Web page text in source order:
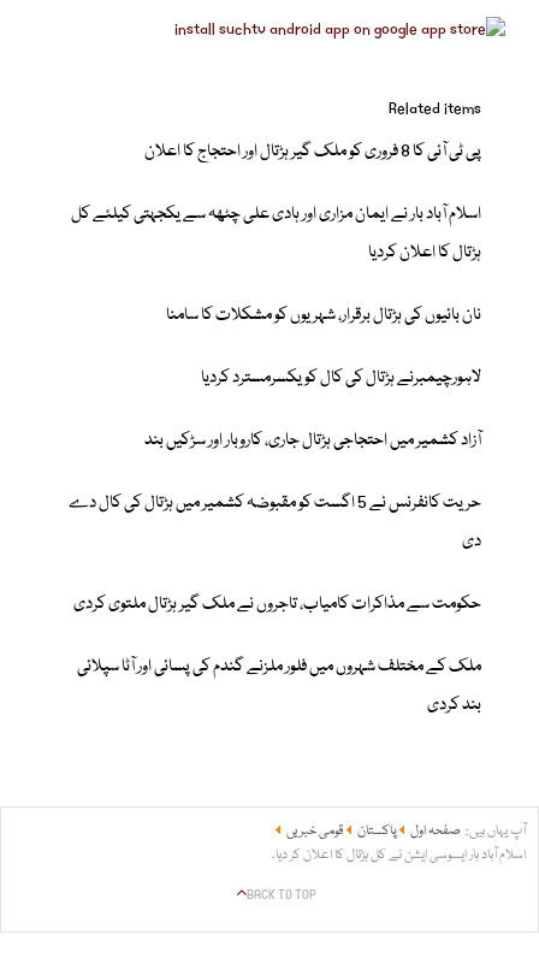
Related items
پی ٹی آئی کا 8 فروری کو ملک گیر ہڑتال اور احتجاج کا اعلان
اسلام آباد بار نے ایمان مزاری اور ہادی علی چٹھہ سے یکجہتی کیلئے کل
ہڑتال کا اعلان کردیا
نان بائیوں کی ہڑتال برقرار، شہریوں کو مشکلات کا سامنا
لاہورچیمبرنے ہڑتال کی کال کو یکسرمسترد کردیا
آزاد کشمیر میں احتجاجی ہڑتال جاری، کاروبار اور سڑکیں بند
حریت کانفرنس نے 5 اگست کو مقبوضہ کشمیر میں ہڑتال کی کال دے
دی
حکومت سے مذاکرات کامیاب، تاجروں نے ملک گیر ہڑتال ملتوی کردی
ملک کے مختلف شہروں میں فلور ملزنے گندم کی پسائی اور آٹا سپلائی
بند کردی
آپ یہاں ہیں: صفحہ اول پاکستان
قومی خبریں
اسلام آباد بار ایسوسی ایشن نے کل ہڑتال کا اعلان کر دیا،
BACK TO TOP